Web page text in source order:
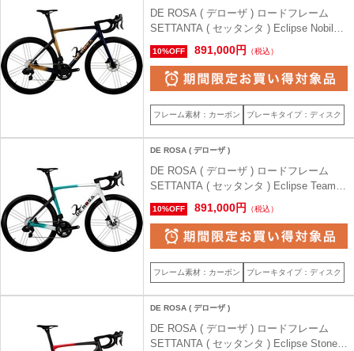
DE ROSA ( デローザ ) ロードフレーム
SETTANTA ( セッタンタ ) Eclipse Nobile (
エクリプス ノビル ) 46.5 (身長目安165cm
前後)
10%OFF 891,000円 （税込）
フレーム素材：カーボン ブレーキタイプ：ディスク
DE ROSA ( デローザ )
DE ROSA ( デローザ ) ロードフレーム
SETTANTA ( セッタンタ ) Eclipse Team (
エクリプス チーム ) 42.5 (身長目安155cm
前後)
10%OFF 891,000円 （税込）
フレーム素材：カーボン ブレーキタイプ：ディスク
DE ROSA ( デローザ )
DE ROSA ( デローザ ) ロードフレーム
SETTANTA ( セッタンタ ) Eclipse Stone